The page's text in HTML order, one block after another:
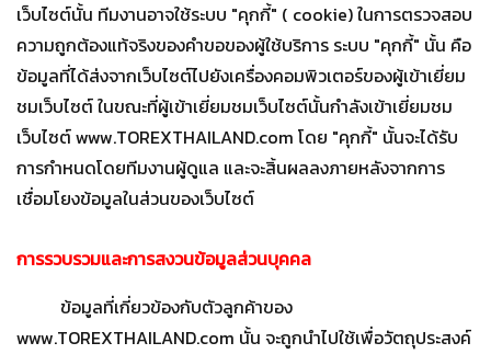
เว็บไซต์นั้น ทีมงานอาจใช้ระบบ "คุกกี้" ( cookie) ในการตรวจสอบ
ความถูกต้องแท้จริงของคำขอของผู้ใช้บริการ ระบบ "คุกกี้" นั้น คือ
ข้อมูลที่ได้ส่งจากเว็บไซต์ไปยังเครื่องคอมพิวเตอร์ของผู้เข้าเยี่ยม
ชมเว็บไซต์ ในขณะที่ผู้เข้าเยี่ยมชมเว็บไซต์นั้นกำลังเข้าเยี่ยมชม
เว็บไซต์ www.TOREXTHAILAND.com โดย "คุกกี้" นั้นจะได้รับ
การกำหนดโดยทีมงานผู้ดูแล และจะสิ้นผลลงภายหลังจากการ
เชื่อมโยงข้อมูลในส่วนของเว็บไซต์
การรวบรวมและการสงวนข้อมูลส่วนบุคคล
ข้อมูลที่เกี่ยวข้องกับตัวลูกค้าของ
www.TOREXTHAILAND.com นั้น จะถูกนำไปใช้เพื่อวัตถุประสงค์